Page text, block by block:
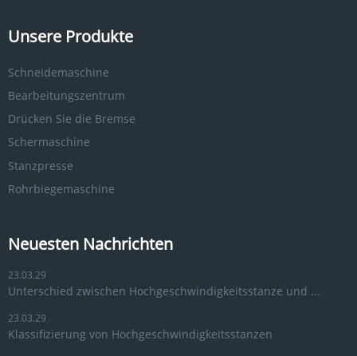
Unsere Produkte
Schneidemaschine
Bearbeitungszentrum
Drücken Sie die Bremse
Schermaschine
Stanzpresse
Rohrbiegemaschine
Neuesten Nachrichten
23.03.29
Unterschied zwischen Hochgeschwindigkeitsstanze und ...
23.03.29
Klassifizierung von Hochgeschwindigkeitsstanzen